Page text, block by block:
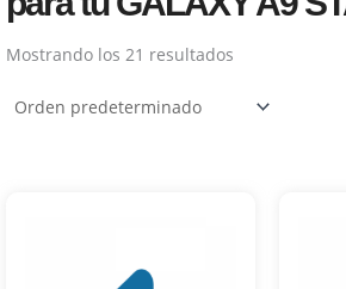
Mostrando los 21 resultados